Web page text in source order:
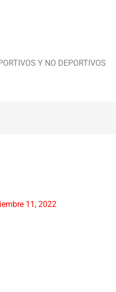
Y NO DEPORTIVOS
11, 2022